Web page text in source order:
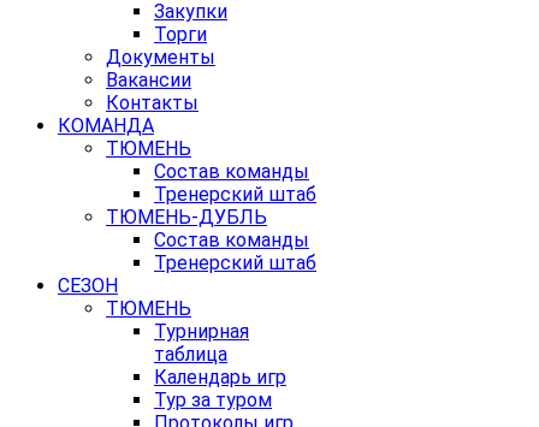
Закупки
Торги
Документы
Вакансии
Контакты
КОМАНДА
ТЮМЕНЬ
Состав команды
Тренерский штаб
ТЮМЕНЬ-ДУБЛЬ
Состав команды
Тренерский штаб
СЕЗОН
ТЮМЕНЬ
Турнирная
таблица
Календарь игр
Тур за туром